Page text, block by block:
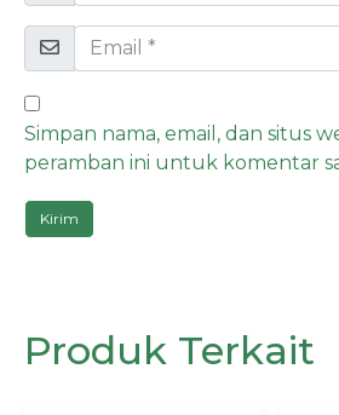
Simpan nama, email, dan situs
peramban ini untuk komentar
Produk Terkait